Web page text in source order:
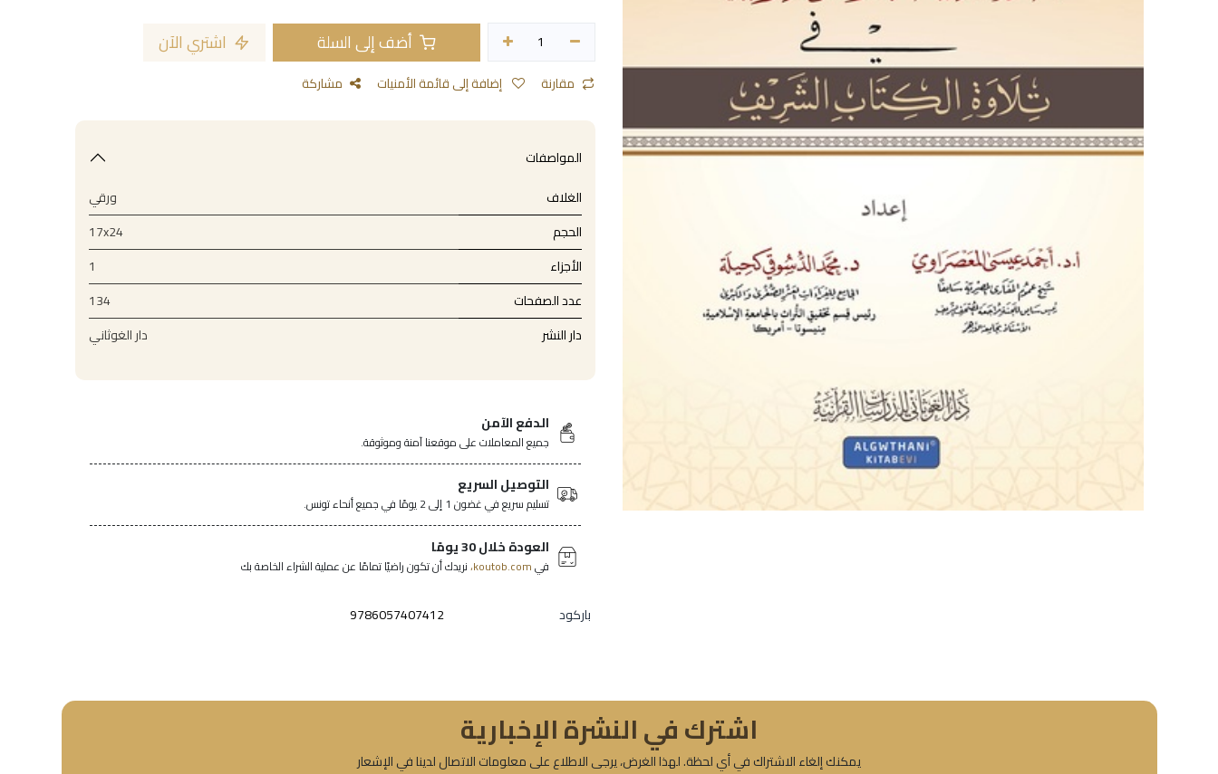
أضف إلى السلة اشتري الآن
مقارنة مشاركة
المواصفات
الغلاف
ورقي
الحجم
17x24
الأجزاء
1
عدد الصفحات
134
دار النشر
دار الغوثاني
الدفع الآمن
جميع المعاملات على موقعنا آمنة وموثوقة.
التوصيل السريع
تسليم سريع في غضون 1 إلى 2 يومًا في جميع أنحاء تونس.
العودة خلال 30 يومًا
فيkoutob.com، نريدك أن تكون راضيًا تمامًا عن عملية الشراء الخاصة بك
باركود 9786057407412
اشترك في النشرة الإخبارية
يمكنك إلغاء الاشتراك في أي لحظة. لهذا الغرض، يرجى الاطلاع على معلومات الاتصال لدينا في الإشعار